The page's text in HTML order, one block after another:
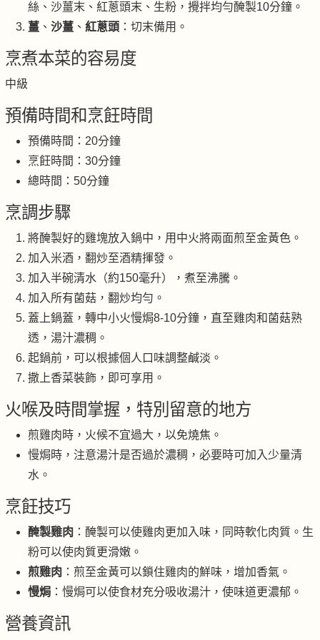
絲、沙薑末、紅蔥頭末、生粉，攪拌均勻醃製10分鐘。
薑 、 沙薑 、 紅蔥頭 ：切末備用。
烹煮本菜的容易度
中級
預備時間和烹飪時間
預備時間：20分鐘
烹飪時間：30分鐘
總時間：50分鐘
烹調步驟
將醃製好的雞塊放入鍋中，用中火將兩面煎至金黃色。
加入米酒，翻炒至酒精揮發。
加入半碗清水（約150毫升），煮至沸騰。
加入所有菌菇，翻炒均勻。
蓋上鍋蓋，轉中小火慢焗8-10分鐘，直至雞肉和菌菇熟
透，湯汁濃稠。
起鍋前，可以根據個人口味調整鹹淡。
撒上香菜裝飾，即可享用。
火喉及時間掌握，特別留意的地方
煎雞肉時，火候不宜過大，以免燒焦。
慢焗時，注意湯汁是否過於濃稠，必要時可加入少量清
水。
烹飪技巧
醃製雞肉 ：醃製可以使雞肉更加入味，同時軟化肉質。生
粉可以使肉質更滑嫩。
煎雞肉 ：煎至金黃可以鎖住雞肉的鮮味，增加香氣。
慢焗 ：慢焗可以使食材充分吸收湯汁，使味道更濃郁。
營養資訊